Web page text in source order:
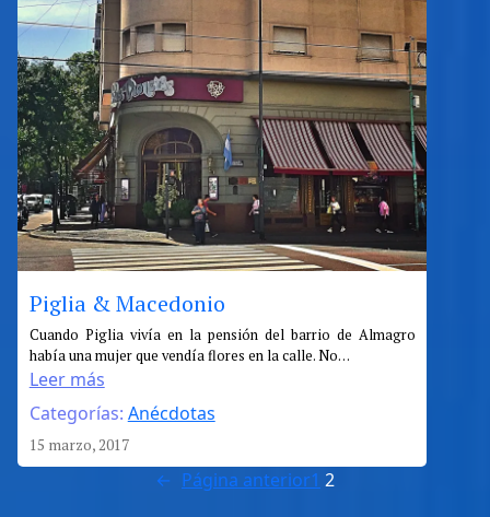
Piglia & Macedonio
Cuando Piglia vivía en la pensión del barrio de Almagro
había una mujer que vendía flores en la calle. No…
Leer más
:
Piglia
&
Macedonio
Categorías: Anécdotas
15 marzo, 2017
← Página anterior1 2